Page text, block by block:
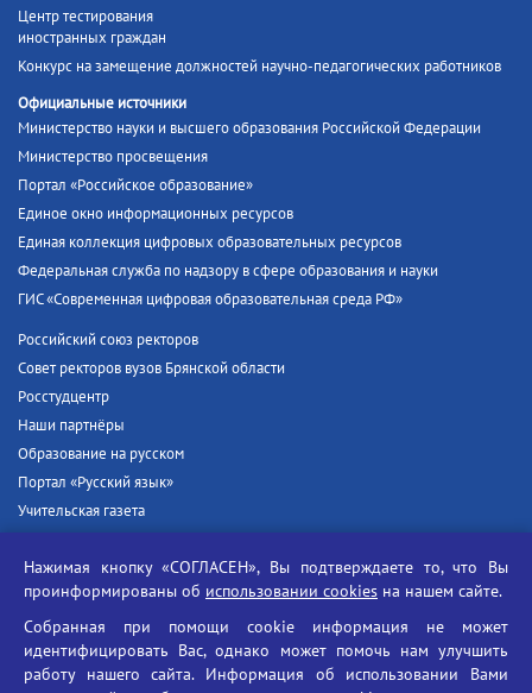
Центр тестирования
иностранных граждан
Конкурс на замещение должностей научно-педагогических работников
Официальные источники
Министерство науки и высшего образования Российской Федерации
Министерство просвещения
Портал «Российское образование»
Единое окно информационных ресурсов
Единая коллекция цифровых образовательных ресурсов
Федеральная служба по надзору в сфере образования и науки
ГИС «Современная цифровая образовательная среда РФ»
Российский союз ректоров
Совет ректоров вузов Брянской области
Росстудцентр
Наши партнёры
Образование на русском
Портал «Русский язык»
Учительская газета
Единый портал государственных услуг
Противодействие угрозам информационной безопасности
Социальные ролики - Генеральная прокуратура РФ
Нажимая кнопку «СОГЛАСЕН», Вы подтверждаете то, что Вы
проинформированы об использовании cookies на нашем сайте.
Собранная при помощи cookie информация не может
идентифицировать Вас, однако может помочь нам улучшить
работу нашего сайта. Информация об использовании Вами